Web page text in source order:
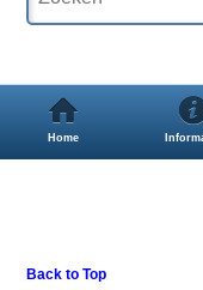
Home
Back to Top